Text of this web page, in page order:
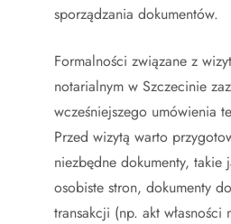
sporządzania dokumentów.
Formalności związane z
notarialnym w Szczecinie
wcześniejszego umówienia
Przed wizytą warto
niezbędne dokumenty, takie
osobiste stron, dokumenty
transakcji (np. akt własności